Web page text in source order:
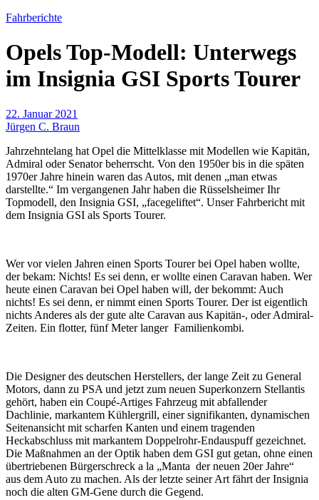
Fahrberichte
Opels Top-Modell: Unterwegs
im Insignia GSI Sports Tourer
22. Januar 2021
Jürgen C. Braun
Jahrzehntelang hat Opel die Mittelklasse mit Modellen wie Kapitän,
Admiral oder Senator beherrscht. Von den 1950er bis in die späten
1970er Jahre hinein waren das Autos, mit denen „man etwas
darstellte.“ Im vergangenen Jahr haben die Rüsselsheimer Ihr
Topmodell, den Insignia GSI, „facegeliftet“. Unser Fahrbericht mit
dem Insignia GSI als Sports Tourer.
Wer vor vielen Jahren einen Sports Tourer bei Opel haben wollte,
der bekam: Nichts! Es sei denn, er wollte einen Caravan haben. Wer
heute einen Caravan bei Opel haben will, der bekommt: Auch
nichts! Es sei denn, er nimmt einen Sports Tourer. Der ist eigentlich
nichts Anderes als der gute alte Caravan aus Kapitän-, oder Admiral-
Zeiten. Ein flotter, fünf Meter langer Familienkombi.
Die Designer des deutschen Herstellers, der lange Zeit zu General
Motors, dann zu PSA und jetzt zum neuen Superkonzern Stellantis
gehört, haben ein Coupé-Artiges Fahrzeug mit abfallender
Dachlinie, markantem Kühlergrill, einer signifikanten, dynamischen
Seitenansicht mit scharfen Kanten und einem tragenden
Heckabschluss mit markantem Doppelrohr-Endauspuff gezeichnet.
Die Maßnahmen an der Optik haben dem GSI gut getan, ohne einen
übertriebenen Bürgerschreck a la „Manta der neuen 20er Jahre“
aus dem Auto zu machen. Als der letzte seiner Art fährt der Insignia
noch die alten GM-Gene durch die Gegend.